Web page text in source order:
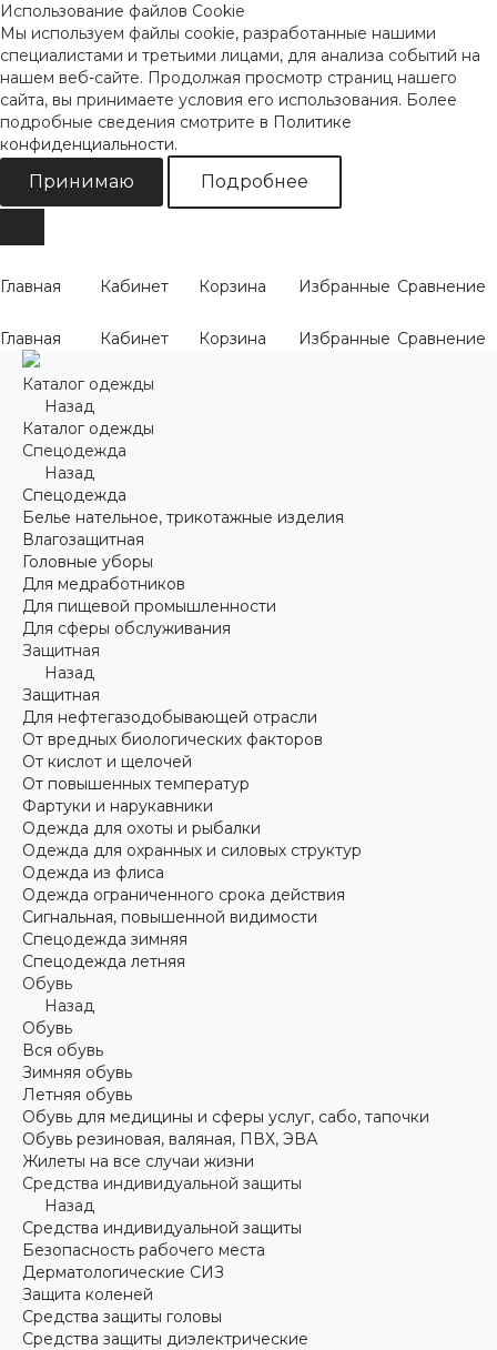
Использование файлов Cookie
Мы используем файлы cookie, разработанные нашими
специалистами и третьими лицами, для анализа событий на
нашем веб-сайте. Продолжая просмотр страниц нашего
сайта, вы принимаете условия его использования. Более
подробные сведения смотрите в Политике
конфиденциальности.
Принимаю Подробнее
Главная Кабинет Корзина Избранные Сравнение
Главная Кабинет Корзина Избранные Сравнение
Каталог одежды
Назад
Каталог одежды
Спецодежда
Назад
Спецодежда
Белье нательное, трикотажные изделия
Влагозащитная
Головные уборы
Для медработников
Для пищевой промышленности
Для сферы обслуживания
Защитная
Назад
Защитная
Для нефтегазодобывающей отрасли
От вредных биологических факторов
От кислот и щелочей
От повышенных температур
Фартуки и нарукавники
Одежда для охоты и рыбалки
Одежда для охранных и силовых структур
Одежда из флиса
Одежда ограниченного срока действия
Сигнальная, повышенной видимости
Спецодежда зимняя
Спецодежда летняя
Обувь
Назад
Обувь
Вся обувь
Зимняя обувь
Летняя обувь
Обувь для медицины и сферы услуг, сабо, тапочки
Обувь резиновая, валяная, ПВХ, ЭВА
Жилеты на все случаи жизни
Средства индивидуальной защиты
Назад
Средства индивидуальной защиты
Безопасность рабочего места
Дерматологические СИЗ
Защита коленей
Средства защиты головы
Средства защиты диэлектрические